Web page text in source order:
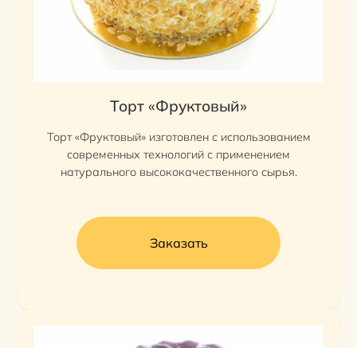
Торт «Фруктовый»
Торт «Фруктовый» изготовлен с использованием
современных технологий с применением
натурального высококачественного сырья.
Заказать